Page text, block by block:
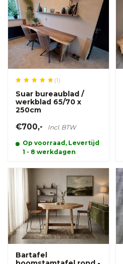
(1)
Suar bureaublad /
werkblad 65/70 x
250cm
€700,- Incl. BTW
Op voorraad, Levertijd
1 - 8 werkdagen
Bartafel